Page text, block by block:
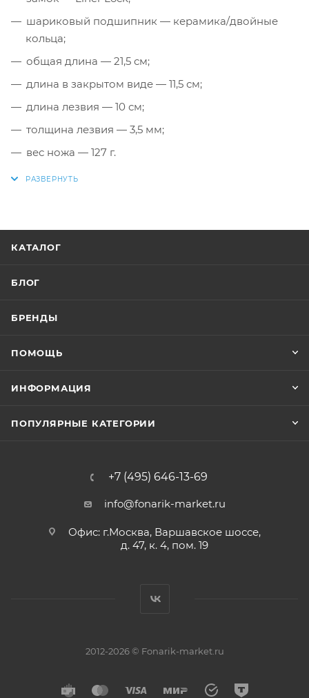
шариковый подшипник — керамика/двойные
кольца;
общая длина — 21,5 см;
длина в закрытом виде — 11,5 см;
длина лезвия — 10 см;
толщина лезвия — 3,5 мм;
вес ножа — 127 г.
КАТАЛОГ
БЛОГ
БРЕНДЫ
ПОМОЩЬ
ИНФОРМАЦИЯ
ПОПУЛЯРНЫЕ КАТЕГОРИИ
+7 (495) 646-13-69
info@fonarik-market.ru
Офис: г.Москва, Варшавское шоссе,
д. 47, к. 4, пом. 19
2012-2026 © Fonarik-market.ru